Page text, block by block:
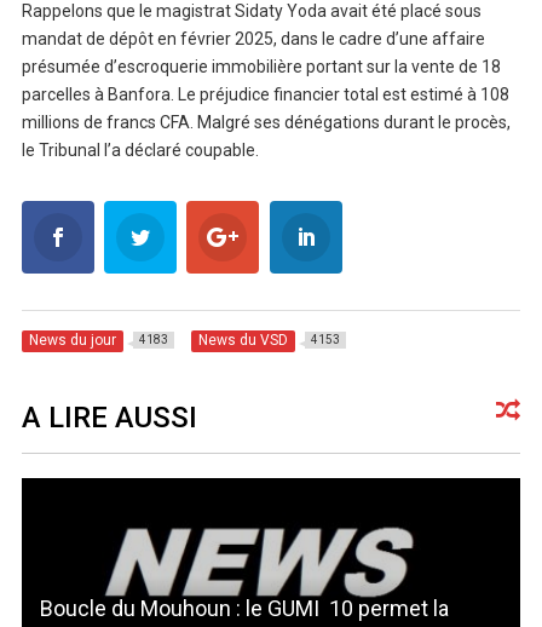
Rappelons que le magistrat Sidaty Yoda avait été placé sous
mandat de dépôt en février 2025, dans le cadre d’une affaire
présumée d’escroquerie immobilière portant sur la vente de 18
parcelles à Banfora. Le préjudice financier total est estimé à 108
millions de francs CFA. Malgré ses dénégations durant le procès,
le Tribunal l’a déclaré coupable.
News du jour 4183 News du VSD 4153
A LIRE AUSSI
Boucle du Mouhoun : le GUMI 10 permet la